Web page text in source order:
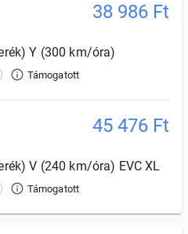
38 986 Ft
Y (300 km/óra)
Támogatott
45 476 Ft
V (240 km/óra) EVC XL
Támogatott